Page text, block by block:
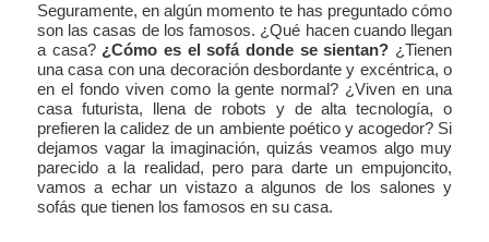
Seguramente, en algún momento te has preguntado cómo
son las casas de los famosos. ¿Qué hacen cuando llegan
a casa? ¿Cómo es el sofá donde se sientan? ¿Tienen
una casa con una decoración desbordante y excéntrica, o
en el fondo viven como la gente normal? ¿Viven en una
casa futurista, llena de robots y de alta tecnología, o
prefieren la calidez de un ambiente poético y acogedor? Si
dejamos vagar la imaginación, quizás veamos algo muy
parecido a la realidad, pero para darte un empujoncito,
vamos a echar un vistazo a algunos de los salones y
sofás que tienen los famosos en su casa.